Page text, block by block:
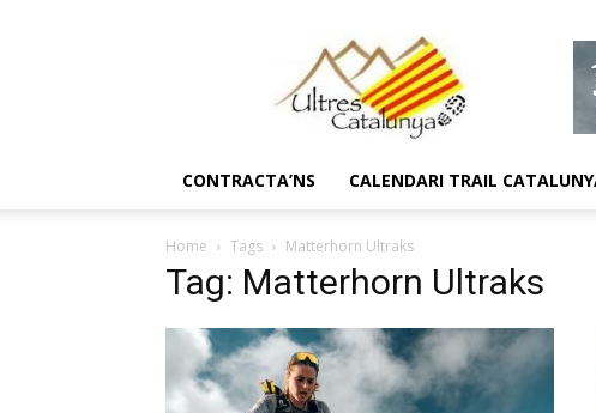
CONTRACTA’NS CALENDARI TRAIL
Home Tags Matterhorn Ultraks
Tag: Matterhorn Ultraks